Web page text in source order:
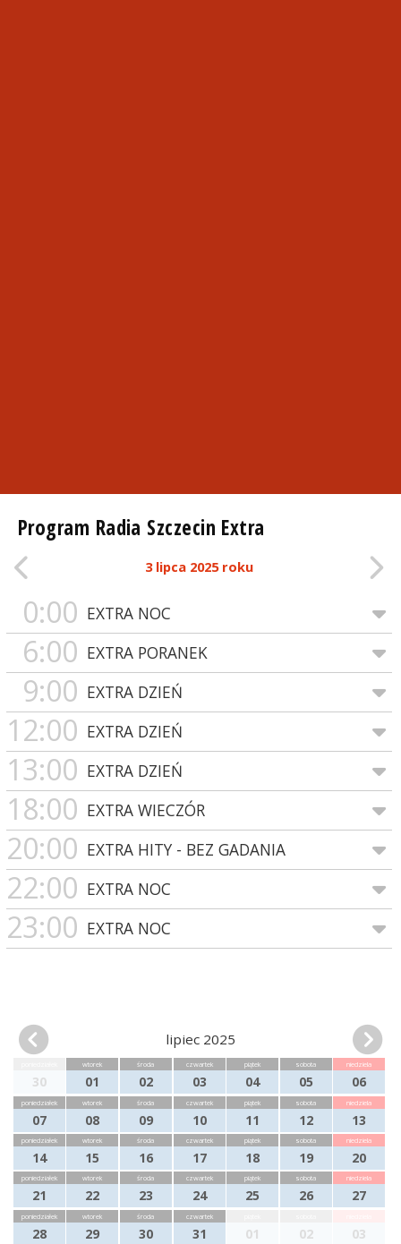
Program Radia Szczecin Extra
3 lipca 2025 roku
0:00 EXTRA NOC
6:00 EXTRA PORANEK
9:00 EXTRA DZIEŃ
12:00 EXTRA DZIEŃ
13:00 EXTRA DZIEŃ
18:00 EXTRA WIECZÓR
20:00 EXTRA HITY - BEZ GADANIA
22:00 EXTRA NOC
23:00 EXTRA NOC
lipiec 2025
30
wtorek
01
środa
02
czwartek
03
piątek
04
sobota
05
niedziela
06
poniedziałek
07
wtorek
08
środa
09
czwartek
10
piątek
11
sobota
12
niedziela
13
poniedziałek
14
wtorek
15
środa
16
czwartek
17
piątek
18
sobota
19
niedziela
20
poniedziałek
21
wtorek
22
środa
23
czwartek
24
piątek
25
sobota
26
niedziela
27
poniedziałek
28
wtorek
29
środa
30
czwartek
31 01 02 03